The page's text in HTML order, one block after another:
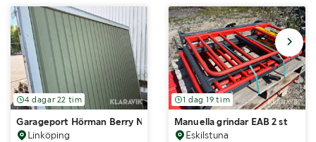
4 dagar 22 tim
Garageport Hörman Berry N80 typ 902
Linköping
1 dag 19 tim
Manuella grindar EAB 2 st
Eskilstuna